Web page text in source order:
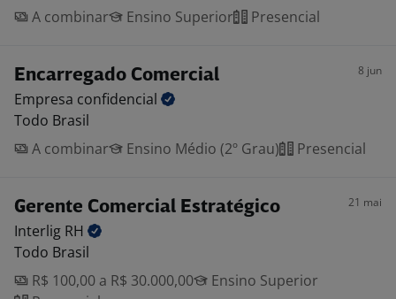
A combinar
Ensino Superior Presencial
Encarregado Comercial 8 jun
Empresa confidencial
Todo Brasil
A combinar
Ensino Médio (2º Grau) Presencial
Gerente Comercial Estratégico 21 mai
Interlig RH
Todo Brasil
R$ 100,00 a R$ 30.000,00
Ensino Superior